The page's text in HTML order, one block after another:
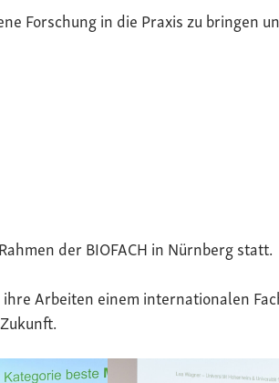
Forschung in die Praxis zu bringen
der BIOFACH in Nürnberg statt.
Arbeiten einem internationalen